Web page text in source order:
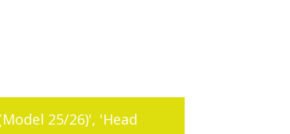
25/26)', 'Head